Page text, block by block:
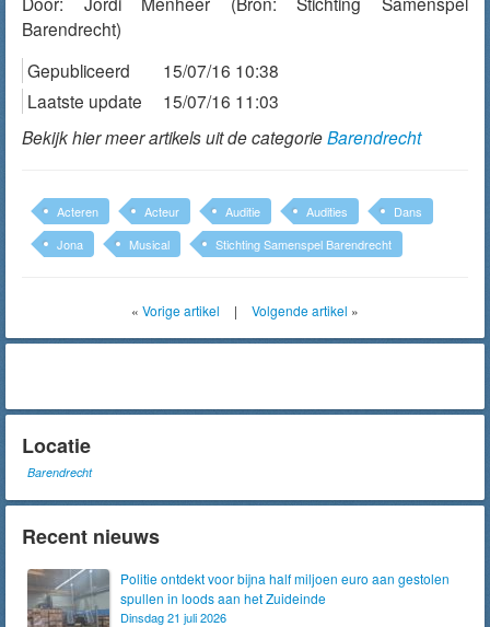
Barendrecht)
Gepubliceerd
15/07/16 10:38
Laatste update
15/07/16 11:03
Bekijk hier meer artikels uit de categorieBarendrecht
Acteren Acteur Auditie Audities
Dans
Jona
Musical Stichting Samenspel Barendrecht
« Vorige artikel | Volgende artikel »
Locatie
Barendrecht
Recent nieuws
Politie ontdekt voor bijna half miljoen euro aan gestolen
spullen in loods aan het Zuideinde
Dinsdag 21 juli 2026